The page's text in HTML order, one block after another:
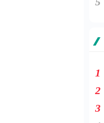
1
2
3